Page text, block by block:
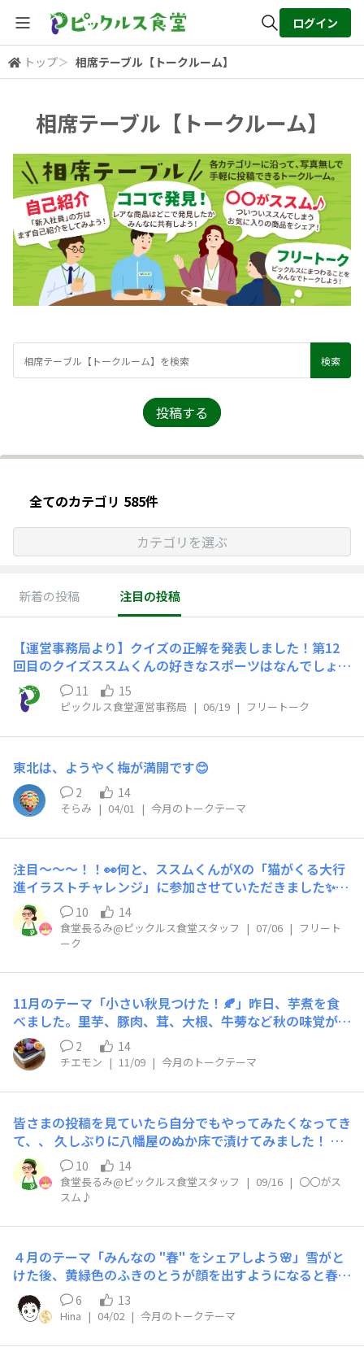
全体検索
ログイン
トップ＞ 相席テーブル【トークルーム】
相席テーブル【トークルーム】
投稿する
全てのカテゴリ 585件
カテゴリを選ぶ
新着の投稿 注目の投稿
【運営事務局より】クイズの正解を発表しました！第12
回目のクイズススムくんの好きなスポーツはなんでしょ
う？についての正解を発表しました💡皆さま、予想はどう
でしたでしょうか？次回のクイズもお楽しみに😆▽該当
のクイズページhttps://www.shokudo.pickles.co.jp/ann
ouncements/iahdfvrdldnrxbbk
11 15
ピックルス食堂運営事務局 | 06/19 | フリートーク
東北は、ようやく梅が満開です😊
2 14
そらみ | 04/01 | 今月のトークテーマ
注目～～～！！👀何と、ススムくんがXの「猫がくる大行
進イラストチャレンジ」に参加させていただきました✨こ
の企画は猫イラストレーターのキハラニク・ユウコさん
（@ColorKihara）が企業キャラやマークを猫として大行
進させるイラストチャレンジ。今回は第2弾でついにスス
さんおなじみのあの企業さんのキャラもいるはず、、ぜひ
探してみてください🤗※壁紙はダウンロードしてご利用い
ただけます！（PC、スマホ用2種類あります）
10 14
食堂長るみ@ピックルス食堂スタッフ | 07/06 | フリート
ーク
11月のテーマ「小さい秋見つけた！🍂」昨日、芋煮を食
べました。里芋、豚肉、茸、大根、牛蒡など秋の味覚がい
っぱい入ったご馳走、ついつい何杯もおかわりして、青空
の下、満腹になりました。食欲の秋ですね！
2 14
チエモン | 11/09 | 今月のトークテーマ
皆さまの投稿を見ていたら自分でもやってみたくなってき
て、、 久しぶりに八幡屋のぬか床で漬けてみました！ 今
回は定番の「きゅうり」「大根」🥒 変わり種で「梨」と
「とうもろこし」にチャレンジ🌽 封を開けて1回目だった
ので、少し味が濃い目になりましたが、 梨ととうもろこ
とうもろこしは茹でて数日たった元気のないものだったの
で あまりおいしくなくそのまま食べるなら、ぬかにつけ
るのもアリだな！ と新たな気づきがありました🙆🏻
10 14
食堂長るみ@ピックルス食堂スタッフ | 09/16 | 〇〇がス
スム♪
４月のテーマ「みんなの "春" をシェアしよう🌸」雪がと
けた後、黄緑色のふきのとうが顔を出すようになると春を
感じます♪毎年、ふきのとうは天ぷらにして食べていて、
独特の香りとほろ苦さにも春を感じます✨
6 13
Hina | 04/02 | 今月のトークテーマ